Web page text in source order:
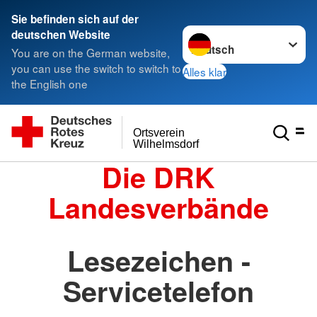
Sie befinden sich auf der
deutschen Website
You are on the German website,
you can use the switch to switch to
the English one
Sprache wechseln zu
Alles klar
Wilhelmsdorf
Ortsverein
Die DRK
Landesverbände
Lesezeichen -
Servicetelefon